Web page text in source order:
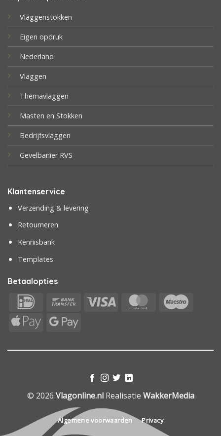
Vlaggenstokken
Eigen opdruk
Nederland
Vlaggen
Themavlaggen
Masten en Stokken
Bedrijfsvlaggen
Gevelbanier RVS
Klantenservice
Verzending & levering
Retourneren
Kennisbank
Templates
Betaalopties
IDeal
Bank
Visa MasterCard
Apple
Google
© 2026 Vlagonline.nlRealisatie WakkerMedia
Algemene voorwaarden Privacy